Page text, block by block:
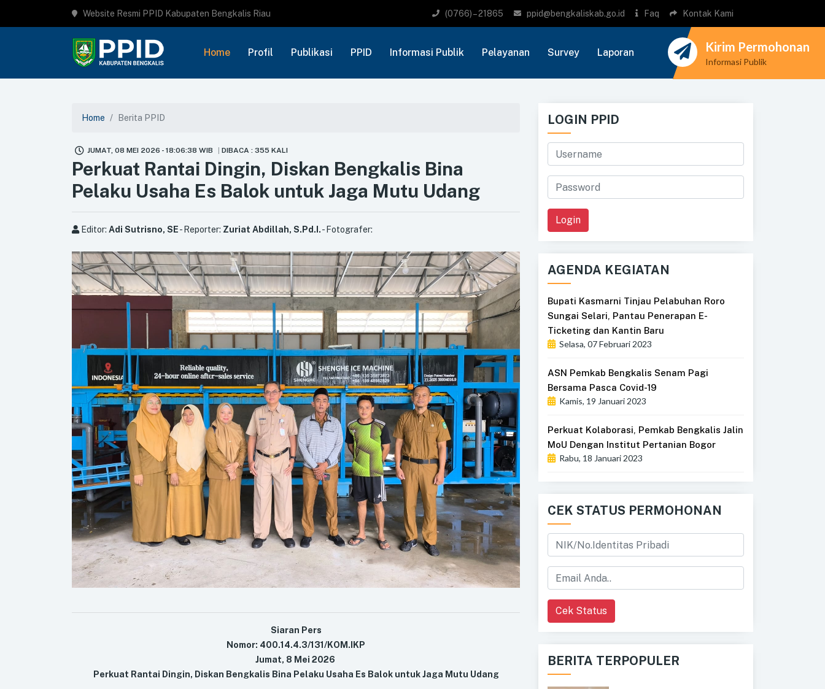
Website Resmi PPID Kabupaten Bengkalis Riau (0766) – 21865 ppid@bengkaliskab.go.id Faq Kontak Kami
Home Profil Publikasi PPID Informasi Publik Pelayanan Survey Laporan Kirim Permohonan
Informasi Publik
Home Berita PPID
JUMAT, 08 MEI 2026 - 18:06:38 WIB DIBACA : 355 KALI
Perkuat Rantai Dingin, Diskan Bengkalis Bina
Pelaku Usaha Es Balok untuk Jaga Mutu Udang
Editor: Adi Sutrisno, SE- Reporter: Zuriat Abdillah, S.Pd.I.- Fotografer:
Siaran Pers
Nomor: 400.14.4.3/131/KOM.IKP
Jumat, 8 Mei 2026
Perkuat Rantai Dingin, Diskan Bengkalis Bina Pelaku Usaha Es Balok untuk Jaga Mutu Udang
LOGIN PPID
Login
AGENDA KEGIATAN
Bupati Kasmarni Tinjau Pelabuhan Roro
Sungai Selari, Pantau Penerapan E-
Ticketing dan Kantin Baru
Selasa, 07 Februari 2023
ASN Pemkab Bengkalis Senam Pagi
Bersama Pasca Covid-19
Kamis, 19 Januari 2023
Perkuat Kolaborasi, Pemkab Bengkalis Jalin
MoU Dengan Institut Pertanian Bogor
Rabu, 18 Januari 2023
CEK STATUS PERMOHONAN
Cek Status
BERITA TERPOPULER